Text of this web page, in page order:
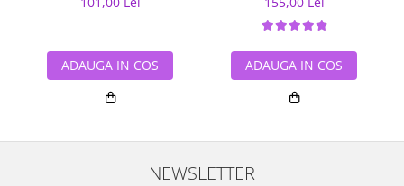
ADAUGA IN COS ADAUGA IN COS
NEWSLETTER